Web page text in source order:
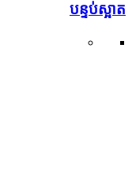
បន្ទប់ស្អាត